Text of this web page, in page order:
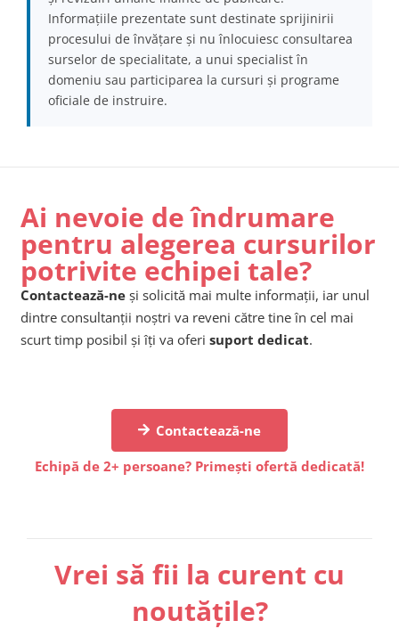
Informațiile prezentate sunt destinate sprijinirii
procesului de învățare și nu înlocuiesc consultarea
surselor de specialitate, a unui specialist în
domeniu sau participarea la cursuri și programe
oficiale de instruire.
Ai nevoie de îndrumare
pentru alegerea cursurilor
potrivite echipei tale?
Contactează-ne și solicită mai multe informații, iar unul
dintre consultanții noștri va reveni către tine în cel mai
scurt timp posibil și îți va oferi suport dedicat.
Contactează-ne
Echipă de 2+ persoane? Primești ofertă dedicată!
Vrei să fii la curent cu
noutățile?